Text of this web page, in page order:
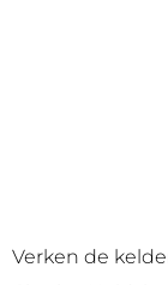
Verken de